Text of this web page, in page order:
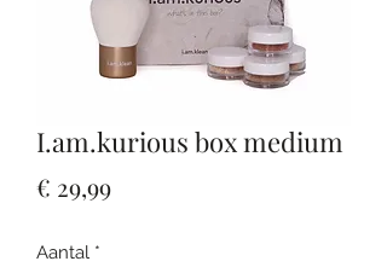
I.am.kurious box medium
€ 29,99Prijs
Aantal *